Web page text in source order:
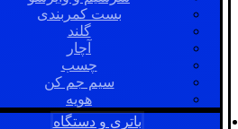
بست کمربندی
گلند
آچار
چسب
سیم جم کن
هویه
باتری و دستگاه